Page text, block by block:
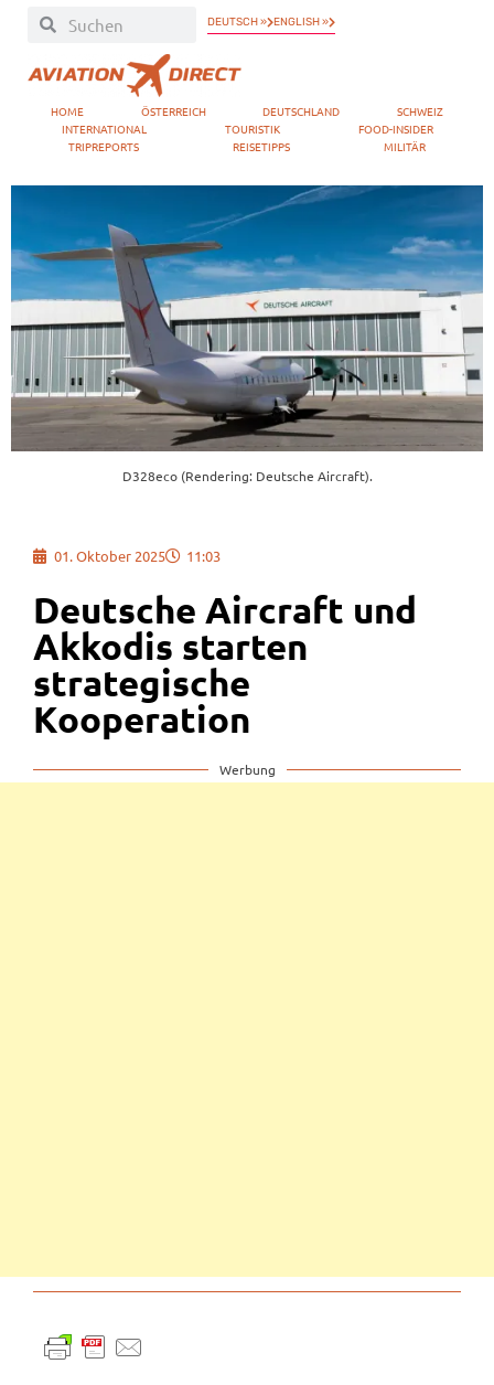
DEUTSCH » ENGLISH »
HOME ÖSTERREICH DEUTSCHLAND
SCHWEIZ
INTERNATIONAL
TOURISTIK
FOOD-INSIDER
TRIPREPORTS
REISETIPPS MILITÄR
D328eco (Rendering: Deutsche Aircraft).
01. Oktober 2025 11:03
Deutsche Aircraft und
Akkodis starten
strategische
Kooperation
Werbung